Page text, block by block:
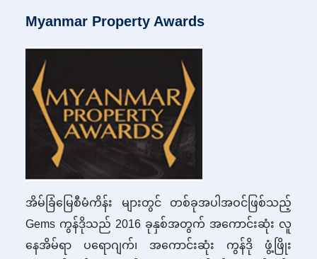
Myanmar Property Awards
အိမ်ခြံမြေစီမံကိန်း များတွင် တစ်ခုအပါအဝင်ဖြစ်သည့်
Gems ကွန်ဒိုသည် 2016 ခုနှစ်အတွက် အကောင်းဆုံး လူ
နေအိမ်ရာ ပရောဂျက်၊ အကောင်းဆုံး ကွန်ဒို ဖွံ့ဖြိုး